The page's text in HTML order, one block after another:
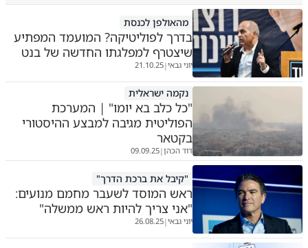
מהאולפן לכנסת
בדרך לפוליטיקה? המועמד המפתיע
שיצטרף למפלגתו החדשה של בנט
יוני גבאי|
21.10.25
נקמה ישראלית
"כל כלב בא יומו" | המערכת
הפוליטית מגיבה למבצע ההיסטורי
בקטאר
דוד הכהן|
09.09.25
"קיבל את ברכת הדרך"
ראש המוסד לשעבר מחמם מנועים:
"אני צריך להיות ראש ממשלה"
יוני גבאי|
26.08.25